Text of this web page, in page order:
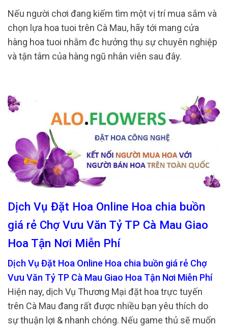
Nếu người chơi đang kiếm tìm một vị trí mua sắm và
chọn lựa hoa tuoi trên Cà Mau, hãy tới mang cửa
hàng hoa tuoi nhằm đc hưởng thụ sự chuyên nghiệp
và tận tâm của hàng ngũ nhân viên sau đây.
Dịch Vụ Đặt Hoa Online Hoa chia buồn
giá rẻ Chợ Vưu Văn Tỷ TP Cà Mau Giao
Hoa Tận Nơi Miễn Phí
Dịch Vụ Đặt Hoa Online Hoa chia buồn giá rẻ Chợ
Vưu Văn Tỷ TP Cà Mau Giao Hoa Tận Nơi Miễn Phí
Hiện nay, dịch Vụ Thương Mại đặt hoa trực tuyến
trên Cà Mau đang rất được nhiều bạn yêu thích do
sự thuận lợi & nhanh chóng. Nếu game thủ sẽ muốn